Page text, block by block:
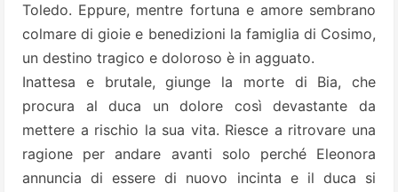
Toledo. Eppure, mentre fortuna e amore sembrano
colmare di gioie e benedizioni la famiglia di Cosimo,
un destino tragico e doloroso è in agguato.
Inattesa e brutale, giunge la morte di Bia, che
procura al duca un dolore così devastante da
mettere a rischio la sua vita. Riesce a ritrovare una
ragione per andare avanti solo perché Eleonora
annuncia di essere di nuovo incinta e il duca si